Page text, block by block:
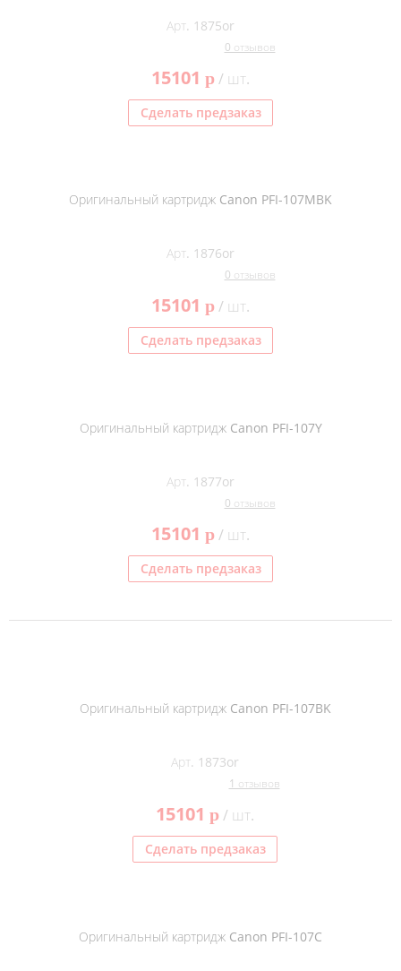
Арт. 1875or
0 отзывов
15101 p/ шт.
Сделать предзаказ
Оригинальный картридж Canon PFI-107MBK
Арт. 1876or
0 отзывов
15101 p/ шт.
Сделать предзаказ
Оригинальный картридж Canon PFI-107Y
Арт. 1877or
0 отзывов
15101 p/ шт.
Сделать предзаказ
Оригинальный картридж Canon PFI-107BK
Арт. 1873or
1 отзывов
15101 p/ шт.
Сделать предзаказ
Оригинальный картридж Canon PFI-107C